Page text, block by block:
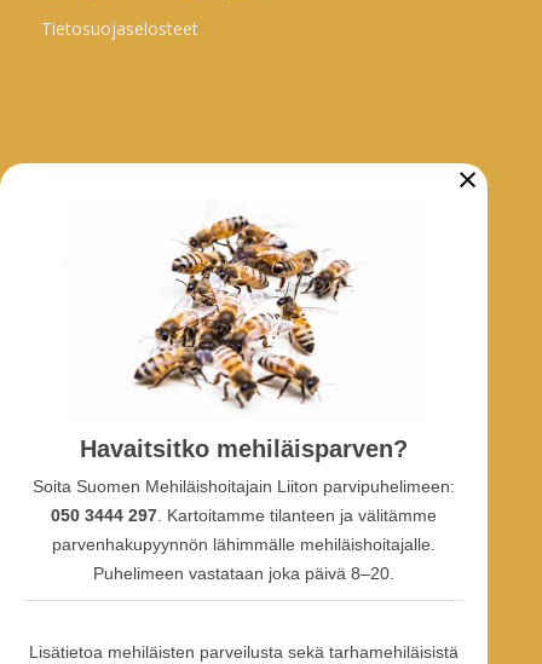
Tietosuojaselosteet
Facebook-ryhmä
Facebook-sivu
Facebook-profiili
Youtube
Havaitsitko mehiläisparven?
Soita Suomen Mehiläishoitajain Liiton parvipuhelimeen:
050 3444 297 . Kartoitamme tilanteen ja välitämme
parvenhakupyynnön lähimmälle mehiläishoitajalle.
Puhelimeen vastataan joka päivä 8–20.
Lisätietoa mehiläisten parveilusta sekä tarhamehiläisistä
×